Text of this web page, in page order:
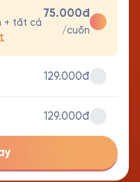
+ tất cả
75.000đ
/cuốn
129.000đ
129.000đ